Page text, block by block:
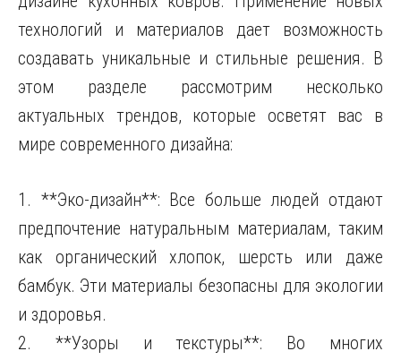
технологий и материалов дает возможность
создавать уникальные и стильные решения. В
этом разделе рассмотрим несколько
актуальных трендов, которые осветят вас в
мире современного дизайна:
1. **Эко-дизайн**: Все больше людей отдают
предпочтение натуральным материалам, таким
как органический хлопок, шерсть или даже
бамбук. Эти материалы безопасны для экологии
и здоровья.
2. **Узоры и текстуры**: Во многих